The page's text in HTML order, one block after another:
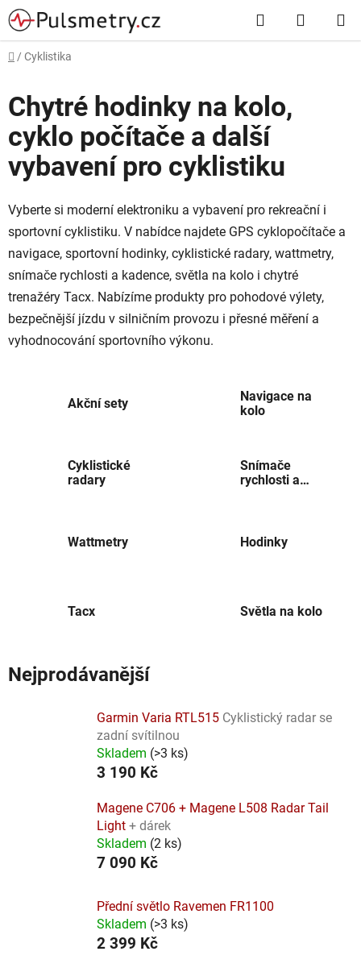
Přejít
na
obsah
Hledat
KOŠÍK
Domů
/ Cyklistika
Chytré hodinky na kolo,
cyklo počítače a další
vybavení pro cyklistiku
Vyberte si moderní elektroniku a vybavení pro rekreační i
sportovní cyklistiku. V nabídce najdete GPS cyklopočítače a
navigace, sportovní hodinky, cyklistické radary, wattmetry,
snímače rychlosti a kadence, světla na kolo i chytré
trenažéry Tacx. Nabízíme produkty pro pohodové výlety,
bezpečnější jízdu v silničním provozu i přesné měření a
vyhodnocování sportovního výkonu.
Akční sety
Navigace na
kolo
Cyklistické
radary
Snímače
rychlosti a
Wattmetry Hodinky
Tacx Světla na kolo
Nejprodávanější
Garmin Varia RTL515 Cyklistický radar se
zadní svítilnou
Skladem (>3 ks)
3 190 Kč
Magene C706 + Magene L508 Radar Tail
Light + dárek
Skladem (2 ks)
7 090 Kč
Přední světlo Ravemen FR1100
Skladem (>3 ks)
2 399 Kč